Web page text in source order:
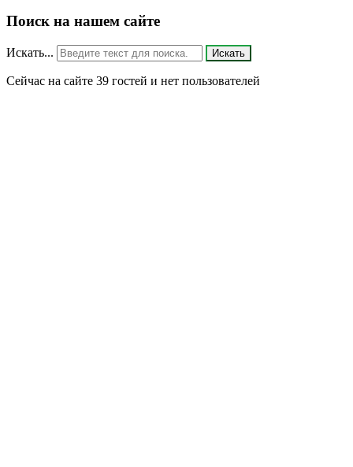
Поиск на нашем сайте
Искать... Искать
Сейчас на сайте 39 гостей и нет пользователей